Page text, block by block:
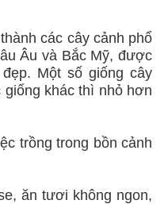
các cây cảnh phổ
Âu và Bắc Mỹ, được
Một số giống cây
khác thì nhỏ hơn
trồng trong bồn cảnh
ăn tươi không ngon,